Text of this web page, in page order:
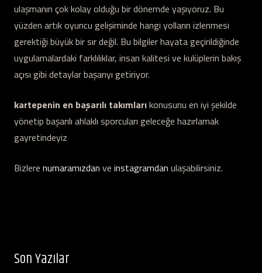
ulaşmanın çok kolay olduğu bir dönemde yaşıyoruz. Bu
yüzden artık oyuncu gelişiminde hangi yolların izlenmesi
gerektiği büyük bir sır değil. Bu bilgiler hayata geçirildiğinde
uygulamalardaki farklılıklar, insan kalitesi ve kulüplerin bakış
açısı gibi detaylar başarıyı getiriyor.
kartepenin en başarılı takımlarıkonusunu en iyi şekilde
yönetip başarılı ahlaklı sporcuları geleceğe hazırlamak
gayretindeyiz
Bizlere numaramızdan ve instagramdan ulaşabilirsiniz.
Son Yazılar